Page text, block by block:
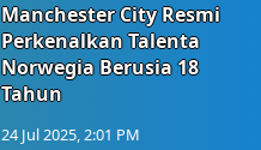
Manchester City Resmi
Perkenalkan Talenta
Norwegia Berusia 18
Tahun
24 Jul 2025, 2:01 PM